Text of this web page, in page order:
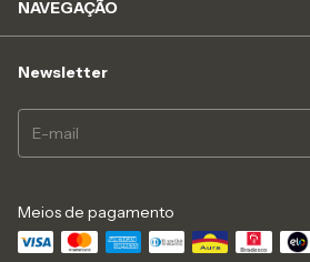
NAVEGAÇÃO
Newsletter
Meios de pagamento